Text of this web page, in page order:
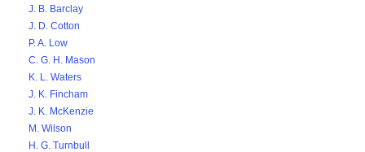
J. B. Barclay
J. D. Cotton
P. A. Low
C. G. H. Mason
K. L. Waters
J. K. Fincham
J. K. McKenzie
M. Wilson
H. G. Turnbull